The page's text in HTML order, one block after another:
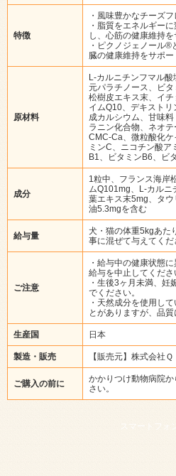
特徴
・風味豊かなチーズ
・脂質をエネルギー
し、心筋の健康維持を
・ピクノジェノール
臓の健康維持をサポー
原材料
L-カルニチンフマル
元パラチノース、ビ
松樹皮エキス末、イ
イムQ10、デキスト
成カルシウム、甘味
ラニン化合物、ネオテ
CMC-Ca、微粒酸化
ミンC、ニコチン酸
B1、ビタミンB6、ビ
成分
1粒中、フランス海岸
ムQ101mg、L-カル
葉エキス末5mg、タ
油5.3mgを含む
給与量
犬・猫の体重5kgあた
事に混ぜて与えてくだ
ご注意
・給与中の健康状態
給与を中止してくださ
・生後3ヶ月未満、妊
でください。
・天然成分を使用し
とがありますが、品質
生産国 日本
製造・販売 【販売元】株式会社Ｑ
ご購入の前に
かかりつけ動物病院
さい。
スマートフォ